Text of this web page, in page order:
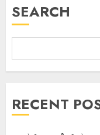
SEARCH
RECENT